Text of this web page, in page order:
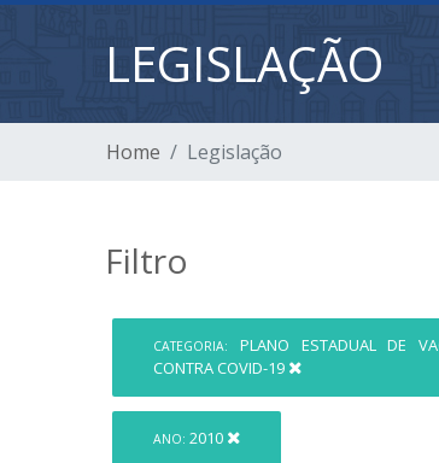
LEGISLAÇÃO
Home Legislação
Filtro
CATEGORIA:
PLANO ESTADUAL DE
CONTRA COVID-19
ANO: 2010